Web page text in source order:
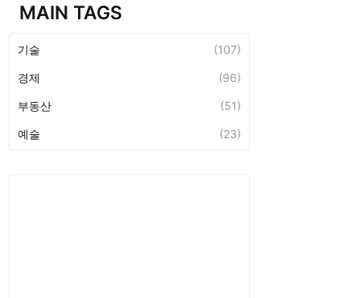
MAIN TAGS
기술 (107)
경제 (96)
부동산 (51)
예술 (23)